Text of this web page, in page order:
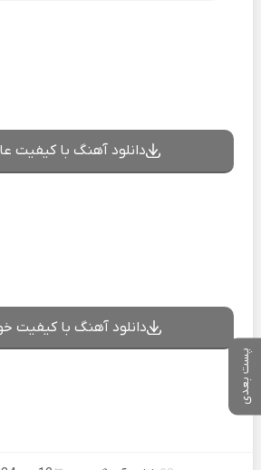
پست بعدی
دانلود آهنگ با کیفیت عالی
دانلود آهنگ با کیفیت خوب